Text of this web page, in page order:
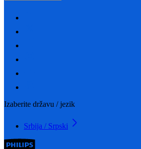
Izaberite državu / jezik
Srbija / Srpski